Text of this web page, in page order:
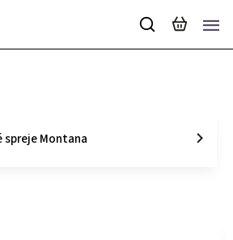
spreje Montana